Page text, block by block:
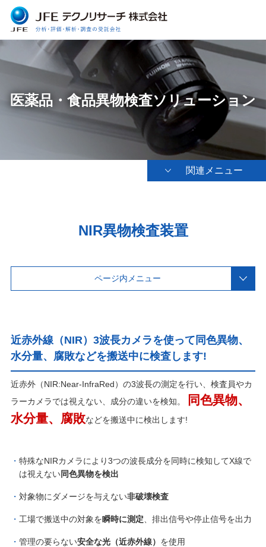
医薬品・食品異物検査ソリューション
関連メニュー
NIR異物検査装置
ページ内メニュー
近赤外線（NIR）3波長カメラを使って同色異物、
水分量、腐敗などを搬送中に検査します!
近赤外（NIR:Near-InfraRed）の3波長の測定を行い、検査員やカ
ラーカメラでは視えない、成分の違いを検知。
同色異物、
水分量、腐敗などを搬送中に検出します!
特殊なNIRカメラにより3つの波長成分を同時に検知してX線で
は視えない同色異物を検出
対象物にダメージを与えない非破壊検査
工場で搬送中の対象を瞬時に測定 、排出信号や停止信号を出力
管理の要らない安全な光（近赤外線） を使用